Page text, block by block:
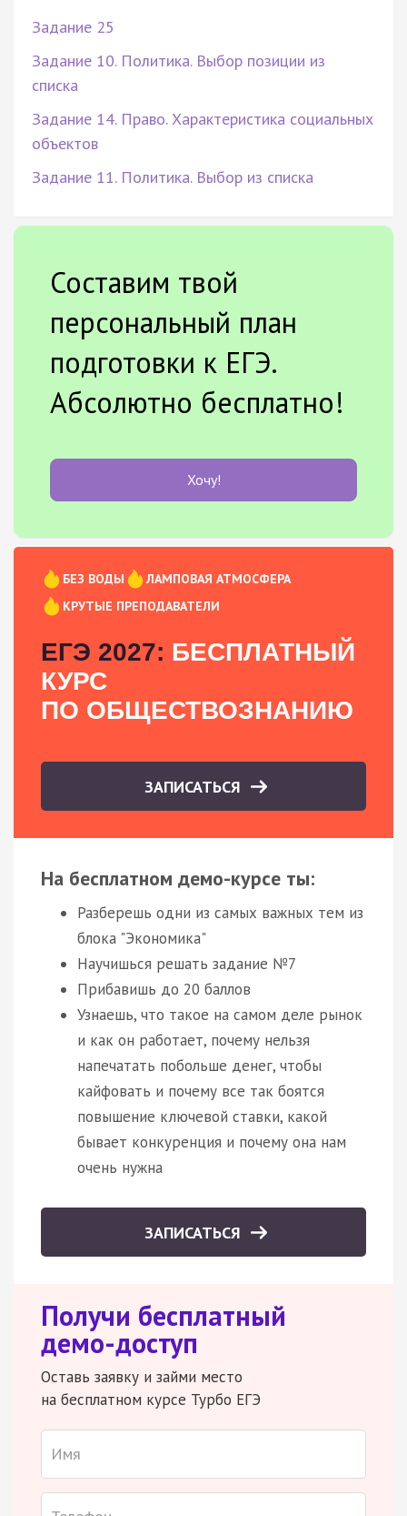
Задание 25
Задание 10. Политика. Выбор позиции из
списка
Задание 14. Право. Характеристика социальных
объектов
Задание 11. Политика. Выбор из списка
Составим твой
персональный план
подготовки к ЕГЭ.
Абсолютно бесплатно!
Хочу!
БЕЗ ВОДЫ
ЛАМПОВАЯ АТМОСФЕРА
КРУТЫЕ ПРЕПОДАВАТЕЛИ
ЕГЭ 2027: БЕСПЛАТНЫЙ
КУРС
ПО ОБЩЕСТВОЗНАНИЮ
ЗАПИСАТЬСЯ
На бесплатном демо-курсе ты:
Разберешь одни из самых важных тем из
блока "Экономика"
Научишься решать задание №7
Прибавишь до 20 баллов
Узнаешь, что такое на самом деле рынок
и как он работает, почему нельзя
напечатать побольше денег, чтобы
кайфовать и почему все так боятся
повышение ключевой ставки, какой
бывает конкуренция и почему она нам
очень нужна
ЗАПИСАТЬСЯ
Получи бесплатный
демо-доступ
Оставь заявку и займи место
на бесплатном курсе Турбо ЕГЭ